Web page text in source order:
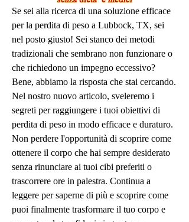
Se sei alla ricerca di una soluzione efficace
per la perdita di peso a Lubbock, TX, sei
nel posto giusto! Sei stanco dei metodi
tradizionali che sembrano non funzionare o
che richiedono un impegno eccessivo?
Bene, abbiamo la risposta che stai cercando.
Nel nostro nuovo articolo, sveleremo i
segreti per raggiungere i tuoi obiettivi di
perdita di peso in modo efficace e duraturo.
Non perdere l'opportunità di scoprire come
ottenere il corpo che hai sempre desiderato
senza rinunciare ai tuoi cibi preferiti o
trascorrere ore in palestra. Continua a
leggere per saperne di più e scoprire come
puoi finalmente trasformare il tuo corpo e